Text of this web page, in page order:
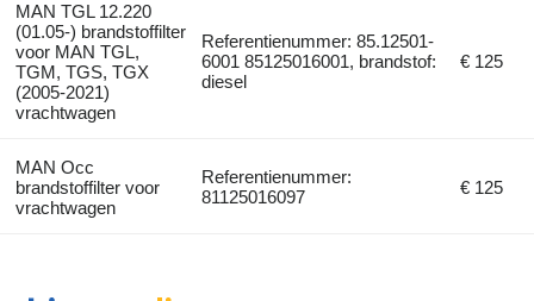
MAN TGL 12.220
(01.05-) brandstoffilter
voor MAN TGL,
TGM, TGS, TGX
(2005-2021)
vrachtwagen
Referentienummer: 85.12501-
6001 85125016001, brandstof:
diesel
€ 125
MAN Occ
brandstoffilter voor
vrachtwagen
Referentienummer:
81125016097
€ 125